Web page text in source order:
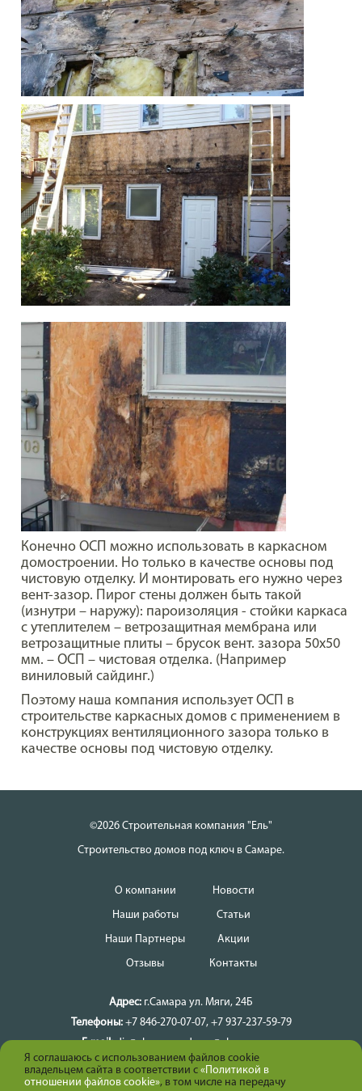
Конечно ОСП можно использовать в каркасном
домостроении. Но только в качестве основы под
чистовую отделку. И монтировать его нужно через
вент-зазор. Пирог стены должен быть такой
(изнутри – наружу): пароизоляция - стойки каркаса
с утеплителем – ветрозащитная мембрана или
ветрозащитные плиты – брусок вент. зазора 50х50
мм. – ОСП – чистовая отделка. (Например
виниловый сайдинг.)
Поэтому наша компания использует ОСП в
строительстве каркасных домов с применением в
конструкциях вентиляционного зазора только в
качестве основы под чистовую отделку.
©2026 Строительная компания "Ель"
Строительство домов под ключ в Самаре.
О компании
Наши работы
Наши Партнеры
Отзывы
Новости
Статьи
Акции
Контакты
Адрес: г.Самара ул. Мяги, 24Б
Телефоны: +7 846-270-07-07, +7 937-237-59-79
E-mail: dir@el-samara dmax@el-samara.ru
Время работы: Ежедневно
Карта сайта
Я соглашаюсь с использованием файлов cookie
владельцем сайта в соответствии с «Политикой в
отношении файлов cookie», в том числе на передачу